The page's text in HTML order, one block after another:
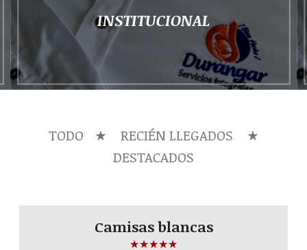
INSTITUCIONAL
TODO
★ RECIÉN LLEGADOS ★
DESTACADOS
Camisas blancas
☆☆☆☆☆